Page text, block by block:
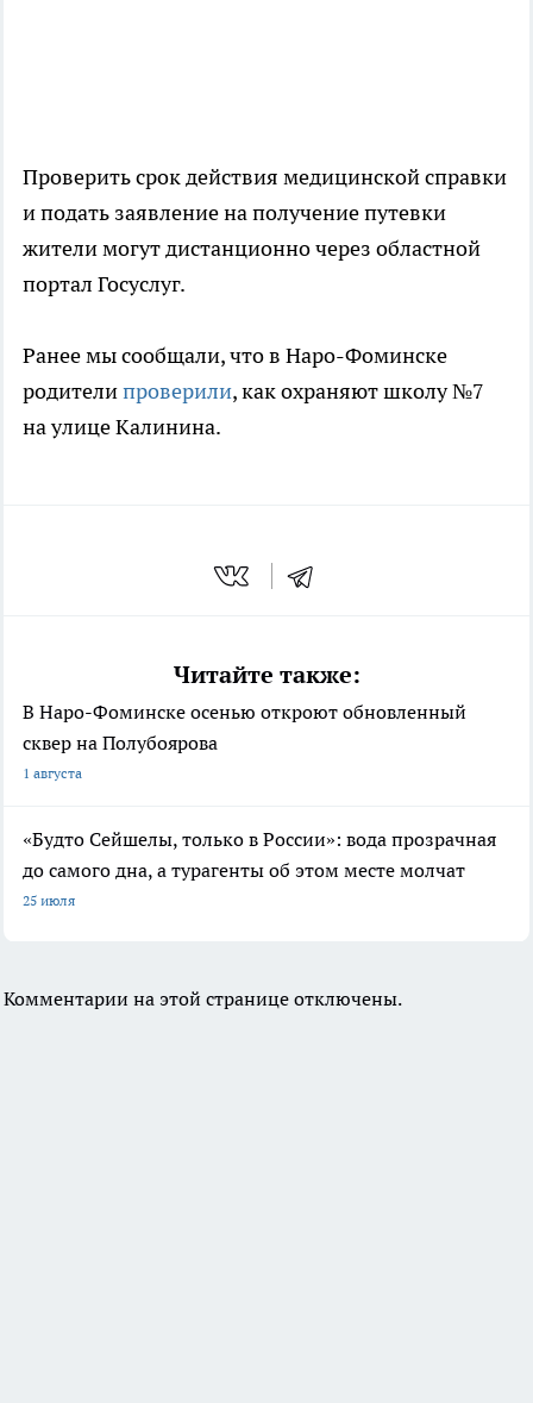
Проверить срок действия медицинской справки
и подать заявление на получение путевки
жители могут дистанционно через областной
портал Госуслуг.
Ранее мы сообщали, что в Наро-Фоминске
родителипроверили, как охраняют школу №7
на улице Калинина.
Читайте также:
В Наро-Фоминске осенью откроют обновленный
сквер на Полубоярова
1 августа
«Будто Сейшелы, только в России»: вода прозрачная
до самого дна, а турагенты об этом месте молчат
25 июля
Комментарии на этой странице отключены.